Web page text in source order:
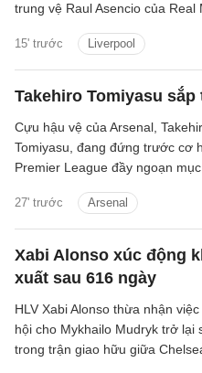
15' trước Liverpool
trung vệ Raul Asencio của Real
trong kỳ chuyển nhượng mùa hè
Takehiro Tomiyasu
27' trước Arsenal
Cựu hậu vệ của Arsenal,
Tomiyasu, đang đứng trước cơ
Premier League đầy ngoạn
Xabi Alonso xúc động
xuất sau 616 ngày
HLV Xabi Alonso thừa nhận
hội cho Mykhailo Mudryk trở lại
trong trận giao hữu giữa